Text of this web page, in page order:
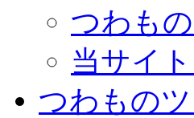
つわも
当サイ
つわもの